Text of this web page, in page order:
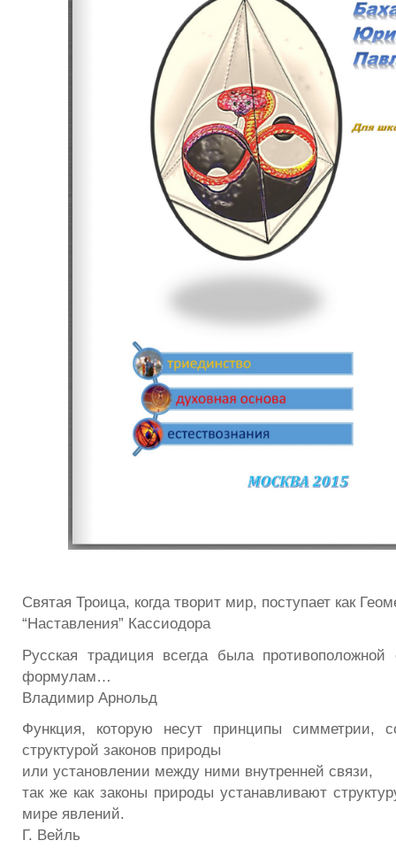
Святая Троица, когда творит мир, поступает как
“Наставления” Кассиодора
Русская традиция всегда была
формулам…
Владимир Арнольд
Функция, которую несут принципы симметрии,
структурой законов природы
или установлении между ними внутренней связи,
так же как законы природы устанавливают
мире явлений.
Г. Вейль